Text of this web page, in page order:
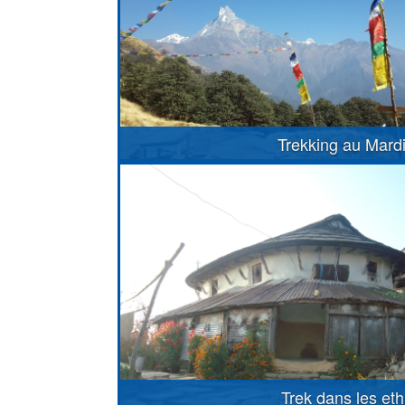
Trekking au
Trek dans les